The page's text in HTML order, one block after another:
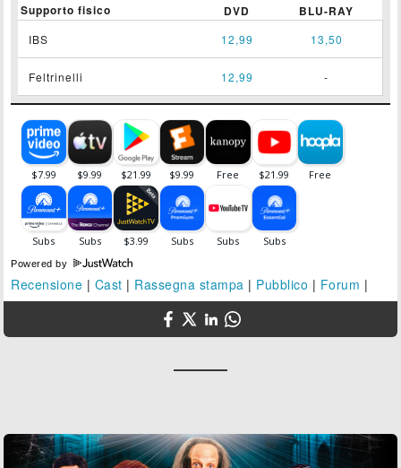
Supporto fisico DVD BLU-RAY
IBS 12,99 13,50
Feltrinelli 12,99 -
Powered by
Recensione | Cast | Rassegna stampa | Pubblico | Forum |